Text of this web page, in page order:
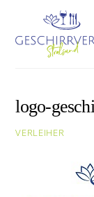
content
logo-
VERLEIHER